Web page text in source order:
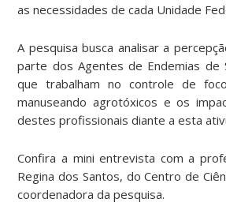
as necessidades de cada Unidade
A pesquisa busca analisar a
parte dos Agentes de Endemias de
que trabalham no controle de
manuseando agrotóxicos e os
destes profissionais diante a esta
Confira a mini entrevista com a
Regina dos Santos, doCentro de
coordenadora da pesquisa.